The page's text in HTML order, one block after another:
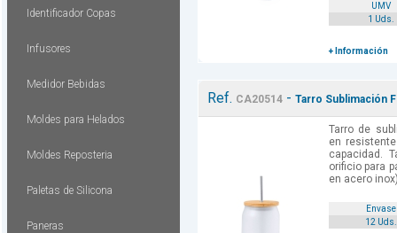
Identificador Copas
Infusores
Medidor Bebidas
Moldes para Helados
Moldes Reposteria
Paletas de Silicona
Paneras
UMV
1 Uds.
+ Información
Ref. CA20514- Tarro Sublimación
Tarro de
en
capacidad.
orificio para
en acero
Envase
12 Uds.